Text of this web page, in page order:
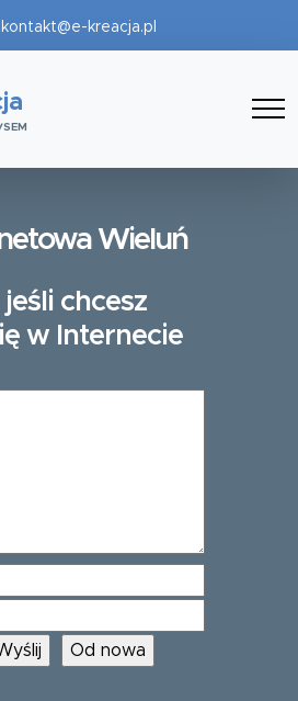
kontakt@e-kreacja.pl
Wieluń
chcesz
w Internecie